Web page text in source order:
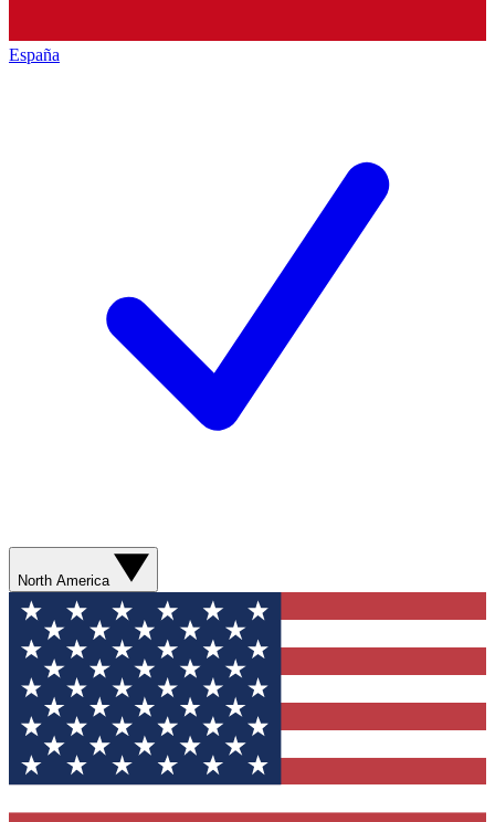
España
North America